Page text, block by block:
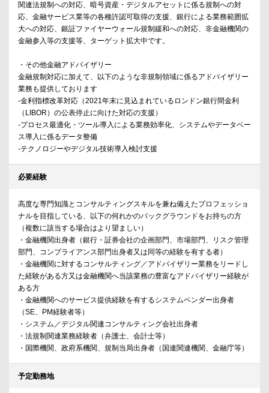
関連法規制への対応、暗号資産・デジタルアセットに係る規制への対
応、金融サービス業等の各種許認可取得の支援、銀行による業務範囲拡
大への対応、銀証ファイヤーウォール規制緩和への対応、非金融機関の
金融参入等の支援等、ターゲット拡大中です。
・その他金融アドバイザリー
金融規制対応に加えて、以下のような非規制領域に係るアドバイザリー
業務も提供しております
‐金利指標改革対応（2021年末に見込まれているロンドン銀行間金利
（LIBOR）の公表停止に向けた対応の支援）
‐プロセス最適化・ツール導入による業務効率化、システムやデータベー
ス導入に係るデータ整備
‐テクノロジーやデジタル技術導入検討支援
必要経験
高度な専門知識とコンサルティングスキルを兼ね備えたプロフェッショ
ナルを目指している、以下の何れかのバックグラウンドをお持ちの方
（複数に該当する場合はより望ましい）
・金融機関出身者（銀行・証券会社の企画部門、市場部門、リスク管理
部門、コンプライアンス部門出身者又は同等の経験を有する者）
・金融機関に対するコンサルティング／アドバイザリー業務をリードし
た経験がある方又は金融機関へ当該業務の豊富なアドバイザリー経験が
ある方
・金融機関へのサービス提供経験を有するシステムベンダー出身者
（SE、PM経験者等）
・システム／デジタル関連コンサルティング会社出身者
・法規制関連業務経験者（弁護士、会計士等）
・国際機関、政府系機関、規制当局出身者（国連関連機関、金融庁等）
予定勤務地